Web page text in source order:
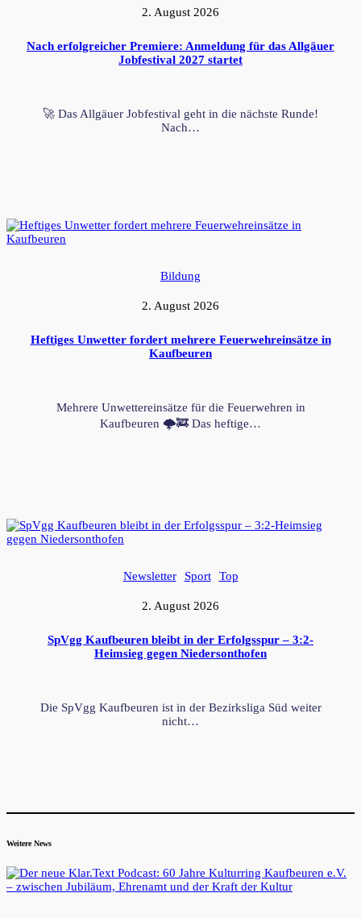
2. August 2026
Nach erfolgreicher Premiere: Anmeldung für das Allgäuer
Jobfestival 2027 startet
🚀 Das Allgäuer Jobfestival geht in die nächste Runde!
Nach…
Bildung
2. August 2026
Heftiges Unwetter fordert mehrere Feuerwehreinsätze in
Kaufbeuren
Mehrere Unwettereinsätze für die Feuerwehren in
Kaufbeuren 🌩️🚒 Das heftige…
Newsletter Sport Top
2. August 2026
SpVgg Kaufbeuren bleibt in der Erfolgsspur – 3:2-
Heimsieg gegen Niedersonthofen
Die SpVgg Kaufbeuren ist in der Bezirksliga Süd weiter
nicht…
Weitere News